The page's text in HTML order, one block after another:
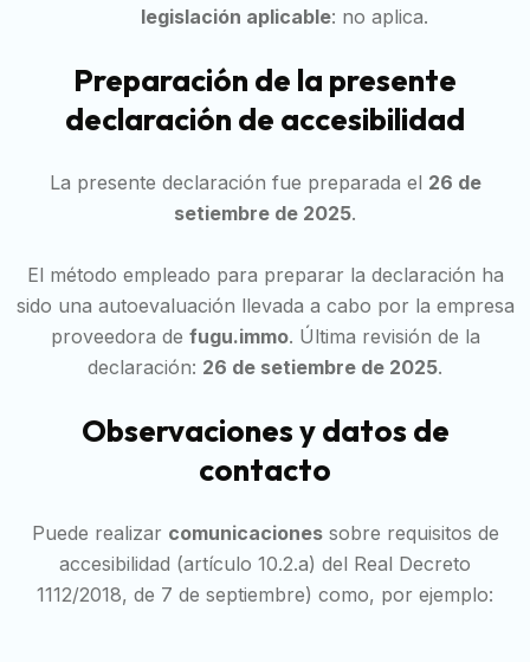
legislación aplicable: no aplica.
Preparación de la presente
declaración de accesibilidad
La presente declaración fue preparada el 26 de
setiembre de 2025.
El método empleado para preparar la declaración ha
sido una autoevaluación llevada a cabo por la empresa
proveedora de fugu.immo. Última revisión de la
declaración: 26 de setiembre de 2025.
Observaciones y datos de
contacto
Puede realizar comunicacionessobre requisitos de
accesibilidad (artículo 10.2.a) del Real Decreto
1112/2018, de 7 de septiembre) como, por ejemplo: